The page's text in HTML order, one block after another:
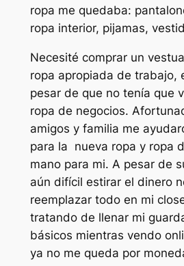
ropa me quedaba:
ropa interior, pijamas,
Necesité comprar un
ropa apropiada de trabajo,
pesar de que no tenía que
ropa de negocios.
amigos y familia me
para la nueva ropa y ropa
mano para mi. A pesar de
aún difícil estirar el dinero
reemplazar todo en mi
tratando de llenar mi
básicos mientras vendo
ya no me queda por